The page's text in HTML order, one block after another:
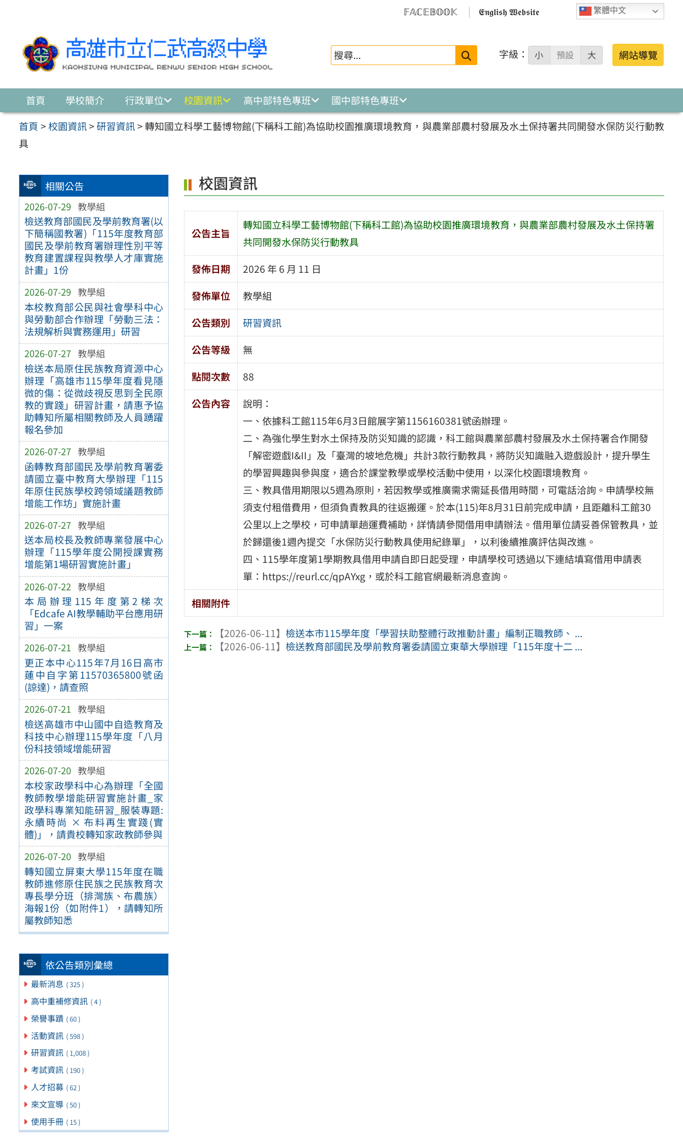
繁體中文
𝔽𝔸ℂ𝔼𝔹𝕆𝕆𝕂 𝕰𝖓𝖌𝖑𝖎𝖘𝖍 𝖂𝖊𝖇𝖘𝖎𝖙𝖊
搜
字級： 小 預設 大 網站導覽
首頁 學校簡介 行政單位 校園資訊 高中部特色專班
國中部特色專班
首頁 >校園資訊>研習資訊>轉知國立科學工藝博物館(下稱科工館)為協助校園推廣環境教育，與農業部農村發展及水土保持署共同開發水保防災行動教
具
相關公告
2026-07-29 教學組
檢送教育部國民及學前教育署(以
下簡稱國教署)「115年度教育部
國民及學前教育署辦理性別平等
教育建置課程與教學人才庫實施
計畫」1份
2026-07-29 教學組
本校教育部公民與社會學科中心
與勞動部合作辦理「勞動三法：
法規解析與實務運用」研習
2026-07-27 教學組
檢送本局原住民族教育資源中心
辦理「高雄市115學年度看見隱
微的傷：從微歧視反思到全民原
教的實踐」研習計畫，請惠予協
助轉知所屬相關教師及人員踴躍
報名參加
2026-07-27 教學組
函轉教育部國民及學前教育署委
請國立臺中教育大學辦理「115
年原住民族學校跨領域議題教師
增能工作坊」實施計畫
2026-07-27 教學組
送本局校長及教師專業發展中心
辦理「115學年度公開授課實務
增能第1場研習實施計畫」
2026-07-22 教學組
本局辦理115年度第2梯次
「Edcafe AI教學輔助平台應用研
習」一案
2026-07-21 教學組
更正本中心115年7月16日高市
蓮中自字第11570365800號函
(諒達)，請查照
2026-07-21 教學組
檢送高雄市中山國中自造教育及
科技中心辦理115學年度「八月
份科技領域增能研習
2026-07-20 教學組
本校家政學科中心為辦理「全國
教師教學增能研習實施計畫_家
政學科專業知能研習_服裝專題:
永續時尚 × 布料再生實踐(實
體)」，請貴校轉知家政教師參與
2026-07-20 教學組
轉知國立屏東大學115年度在職
教師進修原住民族之民族教育次
專長學分班（排灣族、布農族）
海報1份（如附件1），請轉知所
屬教師知悉
依公告類別彙總
最新消息 ( 325 )
高中重補修資訊 ( 4 )
榮譽事蹟 ( 60 )
活動資訊 ( 598 )
研習資訊 ( 1,008 )
考試資訊 ( 190 )
人才招募 ( 62 )
來文宣導 ( 50 )
使用手冊 ( 15 )
校園資訊
公告主旨
轉知國立科學工藝博物館(下稱科工館)為協助校園推廣環境教育，與農業部農村發展及水土保持署
共同開發水保防災行動教具
發佈日期
2026 年 6 月 11 日
發佈單位
教學組
公告類別
研習資訊
公告等級
無
點閱次數
88
公告內容
說明：
一、依據科工館115年6月3日館展字第1156160381號函辦理。
二、為強化學生對水土保持及防災知識的認識，科工館與農業部農村發展及水土保持署合作開發
「解密遊戲I&II」及「臺灣的坡地危機」共計3款行動教具，將防災知識融入遊戲設計，提升學生
的學習興趣與參與度，適合於課堂教學或學校活動中使用，以深化校園環境教育。
三、教具借用期限以5週為原則，若因教學或推廣需求需延長借用時間，可電話洽詢。申請學校無
須支付租借費用，但須負責教具的往返搬運。於本(115)年8月31日前完成申請，且距離科工館30
公里以上之學校，可申請單趟運費補助，詳情請參閱借用申請辦法。借用單位請妥善保管教具，並
於歸還後1週內提交「水保防災行動教具使用紀錄單」，以利後續推廣評估與改進。
四、115學年度第1學期教具借用申請自即日起受理，申請學校可透過以下連結填寫借用申請表
單：https://reurl.cc/qpAYxg，或於科工館官網最新消息查詢。
相關附件
【2026-06-11】 檢送本市115學年度「學習扶助整體行政推動計畫」編制正職教師、 ...
【2026-06-11】 檢送教育部國民及學前教育署委請國立東華大學辦理「115年度十二 ...